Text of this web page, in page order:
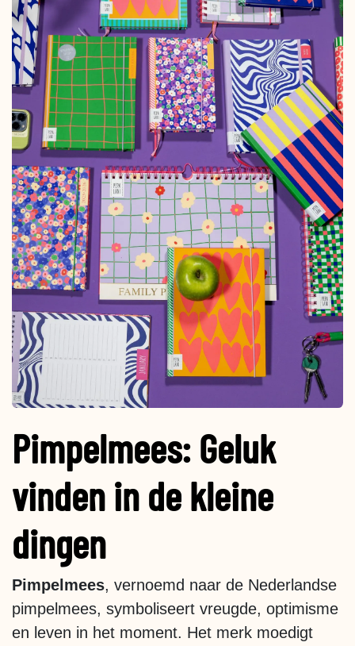
Pimpelmees: Geluk
vinden in de kleine
dingen
Pimpelmees, vernoemd naar de Nederlandse
pimpelmees, symboliseert vreugde, optimisme
en leven in het moment. Het merk moedigt